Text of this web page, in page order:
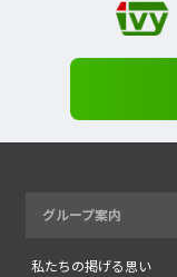
グループ案内
私たちの掲げる思い